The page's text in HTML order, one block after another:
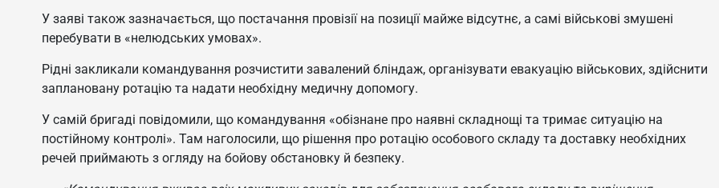
У заяві також зазначається, що постачання провізії на позиції майже відсутнє, а самі військові змушені
перебувати в «нелюдських умовах».
Рідні закликали командування розчистити завалений бліндаж, організувати евакуацію військових, здійснити
заплановану ротацію та надати необхідну медичну допомогу.
У самій бригаді повідомили, що командування «обізнане про наявні складнощі та тримає ситуацію на
постійному контролі». Там наголосили, що рішення про ротацію особового складу та доставку необхідних
речей приймають з огляду на бойову обстановку й безпеку.